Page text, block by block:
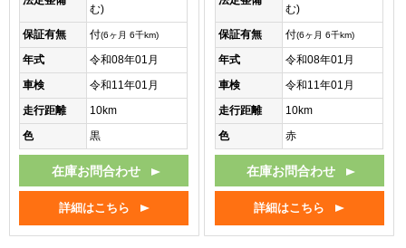
む)
保証有無
付(6ヶ月 6千km)
年式
令和08年01月
車検
令和11年01月
走行距離
10km
色
黒
在庫お問合わせ
詳細はこちら
む)
保証有無
付(6ヶ月 6千km)
年式
令和08年01月
車検
令和11年01月
走行距離
10km
色
赤
在庫お問合わせ
詳細はこちら